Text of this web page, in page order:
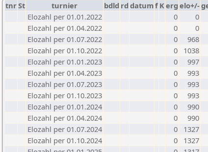
tnrSt turnier bdld rd datumf Kerg elo+/-
Elozahl per 01.01.2022
0
0
Elozahl per 01.04.2022
0
0
Elozahl per 01.07.2022
0
968
Elozahl per 01.10.2022
0
1038
Elozahl per 01.01.2023
0
997
Elozahl per 01.04.2023
0
993
Elozahl per 01.07.2023
0
993
Elozahl per 01.10.2023
0
993
Elozahl per 01.01.2024
0
990
Elozahl per 01.04.2024
0
990
Elozahl per 01.07.2024
0
1327
Elozahl per 01.10.2024
0
1327